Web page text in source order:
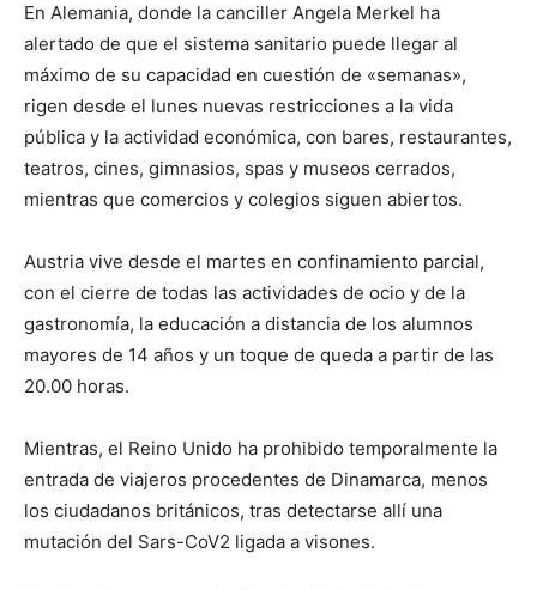
En Alemania, donde la canciller Angela Merkel ha
alertado de que el sistema sanitario puede llegar al
máximo de su capacidad en cuestión de «semanas»,
rigen desde el lunes nuevas restricciones a la vida
pública y la actividad económica, con bares, restaurantes,
teatros, cines, gimnasios, spas y museos cerrados,
mientras que comercios y colegios siguen abiertos.
Austria vive desde el martes en confinamiento parcial,
con el cierre de todas las actividades de ocio y de la
gastronomía, la educación a distancia de los alumnos
mayores de 14 años y un toque de queda a partir de las
20.00 horas.
Mientras, el Reino Unido ha prohibido temporalmente la
entrada de viajeros procedentes de Dinamarca, menos
los ciudadanos británicos, tras detectarse allí una
mutación del Sars-CoV2 ligada a visones.